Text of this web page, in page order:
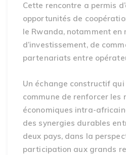
Cette rencontre a permis
opportunités de
le Rwanda, notamment en
d’investissement, de
partenariats entre
Un échange constructif
commune de renforcer les
économiques intra-
des synergies durables
deux pays, dans la
participation aux grands